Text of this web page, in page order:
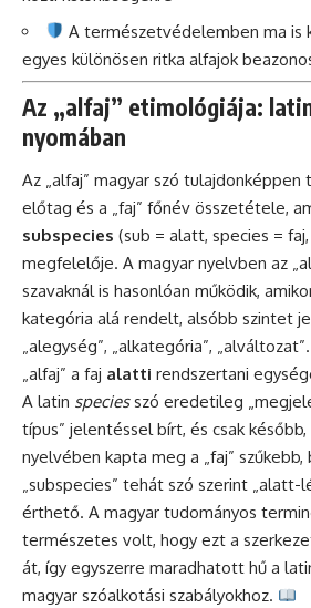
A természetvédelemben ma is
egyes különösen ritka alfajok
Az „alfaj” etimológiája:
nyomában
Az „alfaj” magyar szó tulajdonképpen
előtag és a „faj” főnév összetétele,
subspecies (sub = alatt, species =
megfelelője. A magyar nyelvben az
szavaknál is hasonlóan működik,
kategória alá rendelt, alsóbb szintet
„alegység”, „alkategória”,
„alfaj” a faj alatti rendszertani
A latin speciesszó eredetileg
típus” jelentéssel bírt, és csak
nyelvében kapta meg a „faj”
„subspecies” tehát szó szerint „alatt-
érthető. A magyar tudományos
természetes volt, hogy ezt a
át, így egyszerre maradhatott hű a
magyar szóalkotási szabályokhoz.